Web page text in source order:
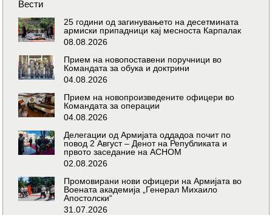
Вести
25 години од загинувањето на десетмината
армиски припадници кај месноста Карпалак
08.08.2026
Прием на новопоставени поручници во
Командата за обука и доктрини
04.08.2026
Прием на новопроизведените офицери во
Командата за операции
04.08.2026
Делегации од Армијата оддадоа почит по
повод 2 Август – Денот на Републиката и
првото заседание на АСНОМ
02.08.2026
Промовирани нови офицери на Армијата во
Воената академија „Генерал Михаило
Апостолски“
31.07.2026